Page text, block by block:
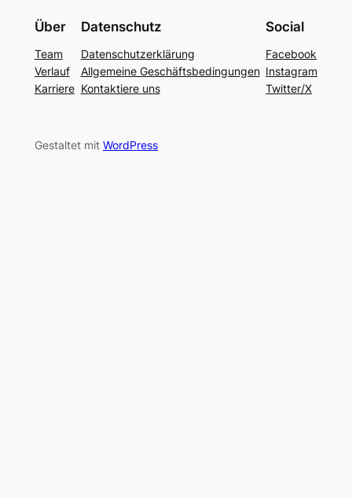
Über
Team
Verlauf
Karriere
Datenschutz
Datenschutzerklärung
Allgemeine Geschäftsbedingungen
Kontaktiere uns
Social
Facebook
Instagram
Twitter/X
Gestaltet mit WordPress